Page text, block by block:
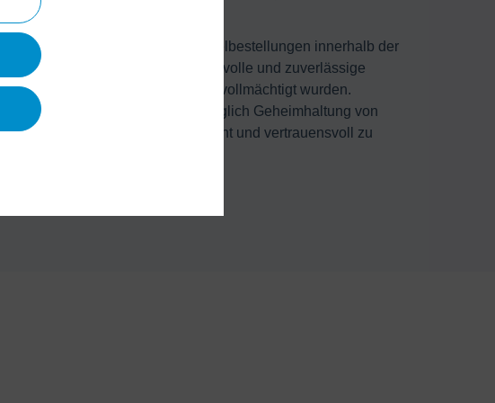
bei der Abwicklung von Einzelbestellungen innerhalb der
auch weiterhin eine vertrauensvolle und zuverlässige
durch uns entsprechend bevollmächtigt wurden.
hohen Standard bezüglich Geheimhaltung von
Bestellungen ebenso kompetent und vertrauensvoll zu
Materialbeschaffung.